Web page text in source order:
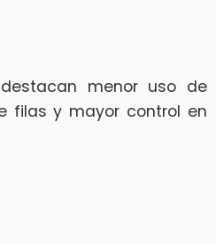
menor uso de
filas y mayor control en